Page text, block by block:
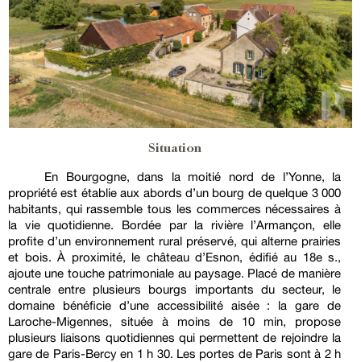
Situation
En Bourgogne, dans la moitié nord de l’Yonne, la
propriété est établie aux abords d’un bourg de quelque 3 000
habitants, qui rassemble tous les commerces nécessaires à
la vie quotidienne. Bordée par la rivière l’Armançon, elle
profite d’un environnement rural préservé, qui alterne prairies
et bois. À proximité, le château d’Esnon, édifié au 18e s.,
ajoute une touche patrimoniale au paysage. Placé de manière
centrale entre plusieurs bourgs importants du secteur, le
domaine bénéficie d’une accessibilité aisée : la gare de
Laroche-Migennes, située à moins de 10 min, propose
plusieurs liaisons quotidiennes qui permettent de rejoindre la
gare de Paris-Bercy en 1 h 30. Les portes de Paris sont à 2 h